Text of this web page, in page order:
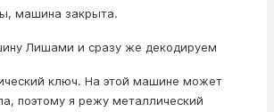
машина закрыта.
Лишами и сразу же декодируем
ключ. На этой машине может
поэтому я режу металлический